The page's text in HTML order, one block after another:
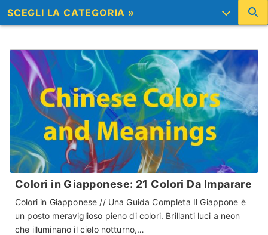
Colori in Giapponese: 21 Colori Da Imparare
Colori in Giapponese // Una Guida Completa Il Giappone è
un posto meraviglioso pieno di colori. Brillanti luci a neon
che illuminano il cielo notturno,…